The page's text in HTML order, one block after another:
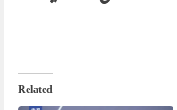
Related